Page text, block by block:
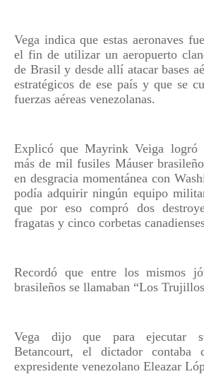
Vega indica que estas aeronaves
el fin de utilizar un aeropuerto
de Brasil y desde allí atacar bases
estratégicos de ese país y que se
fuerzas aéreas venezolanas.
Explicó que Mayrink Veiga logró
más de mil fusiles Máuser
en desgracia momentánea con
podía adquirir ningún equipo
que por eso compró dos
fragatas y cinco corbetas
Recordó que entre los mismos
brasileños se llamaban “Los
Vega dijo que para ejecutar
Betancourt, el dictador
expresidente venezolano Eleazar